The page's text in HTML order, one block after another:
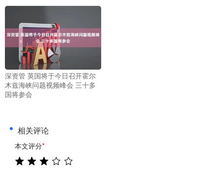
深资管 英国将于今日召开霍尔
木兹海峡问题视频峰会 三十多
国将参会
相关评论
本文评分*